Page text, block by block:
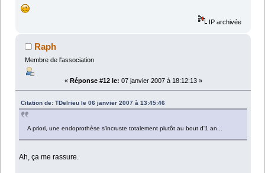
IP archivée
Raph
Membre de l'association
« Réponse #12 le: 07 janvier 2007 à 18:12:13 »
Citation de: TDelrieu le 06 janvier 2007 à 13:45:46
A priori, une endoprothèse s'incruste totalement plutôt au bout d'1 an...
Ah, ça me rassure.